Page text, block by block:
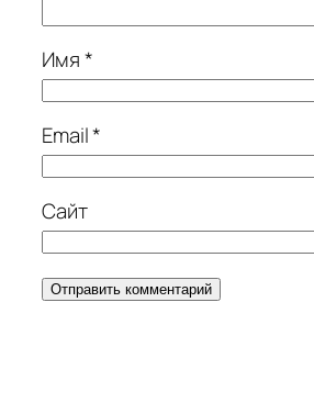
Имя*
Email*
Сайт